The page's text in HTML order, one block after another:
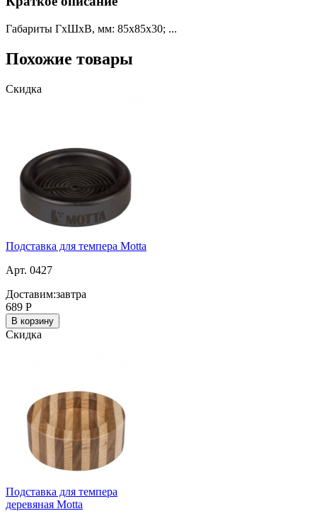
Габариты ГхШхВ, мм: 85х85х30; ...
Похожие товары
Скидка
Подставка для темпера Motta
Арт. 0427
Доставим:завтра
689 Р
В корзину
Скидка
Подставка для темпера
деревяная Motta